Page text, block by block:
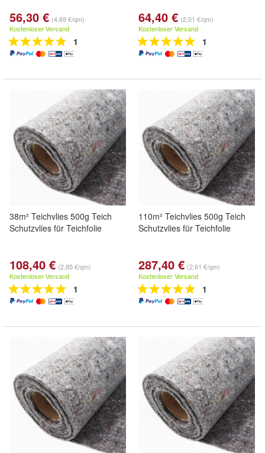
56,30 € (4,69 €/qm)
Kostenloser Versand
1
64,40 € (2,01 €/qm)
Kostenloser Versand
1
38m² Teichvlies 500g Teich
Schutzvlies für Teichfolie
108,40 € (2,85 €/qm)
Kostenloser Versand
1
110m² Teichvlies 500g Teich
Schutzvlies für Teichfolie
287,40 € (2,61 €/qm)
Kostenloser Versand
1